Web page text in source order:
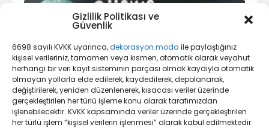
Gizlilik Politikası ve
Güvenlik
6698 sayılı KVKK uyarınca,dekorasyon.moda ile paylaştığınız
kişisel verileriniz, tamamen veya kısmen, otomatik olarak veyahut
herhangi bir veri kayıt sisteminin parçası olmak kaydıyla otomatik
olmayan yollarla elde edilerek, kaydedilerek, depolanarak,
değiştirilerek, yeniden düzenlenerek, kısacası veriler üzerinde
gerçekleştirilen her türlü işleme konu olarak tarafımızdan
işlenebilecektir. KVKK kapsamında veriler üzerinde gerçekleştirilen
her türlü işlem “kişisel verilerin işlenmesi” olarak kabul edilmektedir.
Ev Dekorasyonu Nedir?